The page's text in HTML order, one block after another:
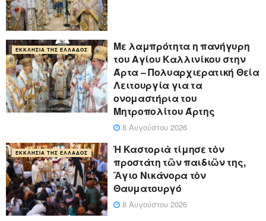
ΕΚΚΛΗΣΊΑ ΤΗΣ ΕΛΛΆΔΟΣ
Με λαμπρότητα η πανήγυρη
του Αγίου Καλλινίκου στην
Άρτα – Πολυαρχιερατική Θεία
Λειτουργία για τα
ονομαστήρια του
Μητροπολίτου Άρτης
8 Αυγούστου 2026
ΕΚΚΛΗΣΊΑ ΤΗΣ ΕΛΛΆΔΟΣ
Ἡ Καστοριὰ τίμησε τὸν
προστάτη τῶν παιδιῶν της,
Ἅγιο Νικάνορα τὸν
Θαυματουργό
8 Αυγούστου 2026